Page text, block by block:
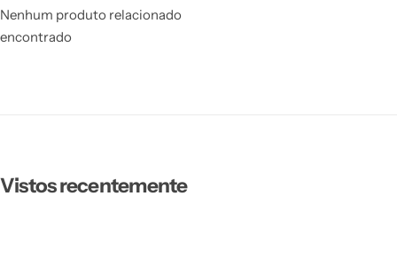
Nenhum produto relacionado
encontrado
Vistos recentemente